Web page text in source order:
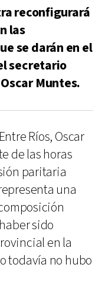
reconfigurará
las
se darán en el
secretario
Muntes.
Ríos, Oscar
de las horas
paritaria
una
sido
en la
todavía no hubo